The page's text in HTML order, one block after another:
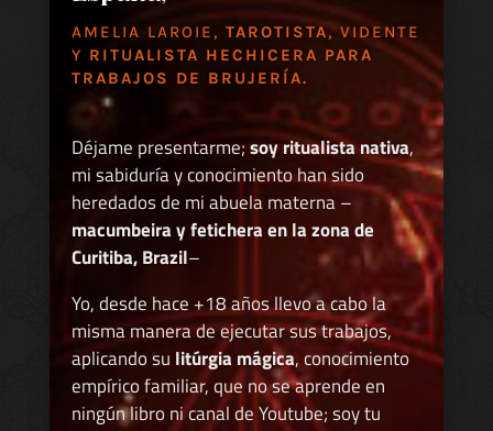
AMELIA LAROIE, TAROTISTA, VIDENTE
Y RITUALISTA HECHICERA PARA
TRABAJOS DE BRUJERÍA.
Déjame presentarme;soy ritualista nativa,
mi sabiduría y conocimiento han sido
heredados de mi abuela materna –
macumbeira y fetichera en la zona de
Curitiba, Brazil–
Yo, desde hace +18 años llevo a cabo la
misma manera de ejecutar sus trabajos,
aplicando su litúrgia mágica, conocimiento
empírico familiar, que no se aprende en
ningún libro ni canal de Youtube; soy tu